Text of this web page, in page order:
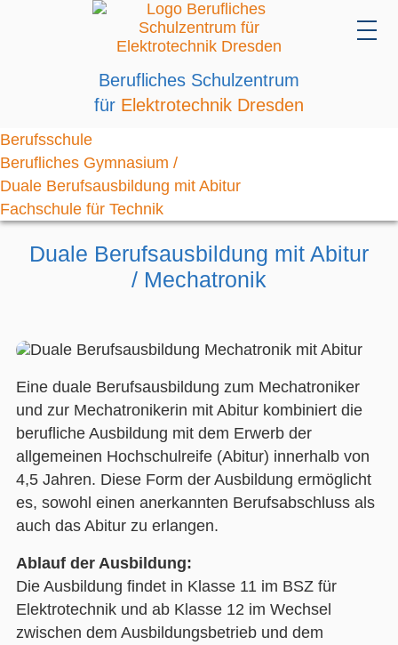
Berufliches Schulzentrum
für Elektrotechnik Dresden
Berufsschule
Berufliches Gymnasium /
Duale Berufsausbildung mit Abitur
Fachschule für Technik
Duale Berufsausbildung mit Abitur
/ Mechatronik
Eine duale Berufsausbildung zum Mechatroniker
und zur Mechatronikerin mit Abitur kombiniert die
berufliche Ausbildung mit dem Erwerb der
allgemeinen Hochschulreife (Abitur) innerhalb von
4,5 Jahren. Diese Form der Ausbildung ermöglicht
es, sowohl einen anerkannten Berufsabschluss als
auch das Abitur zu erlangen.
Ablauf der Ausbildung:
Die Ausbildung findet in Klasse 11 im BSZ für
Elektrotechnik und ab Klasse 12 im Wechsel
zwischen dem Ausbildungsbetrieb und dem